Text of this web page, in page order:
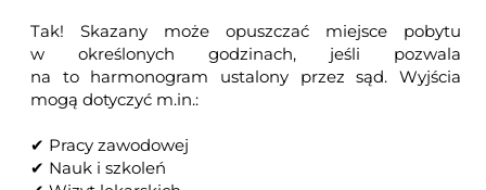
Tak! Skazany może opuszczać miejsce pobytu
w określonych godzinach, jeśli pozwala
na to harmonogram ustalony przez sąd. Wyjścia
mogą dotyczyć m.in.:
✔ Pracy zawodowej
✔ Nauk i szkoleń